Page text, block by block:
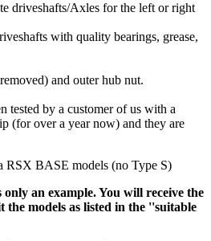
driveshafts/Axles for the left or right
with quality bearings, grease,
and outer hub nut.
tested by a customer of us with a
(for over a year now) and they are
RSX BASE models (no Type S)
an example. You will receive the
models as listed in the ''suitable